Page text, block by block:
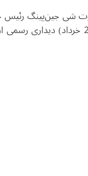
شی جین‌پینگ
مین آنگ هلاینگ رئیس جمهوری میانمار روزها 15 تا 19